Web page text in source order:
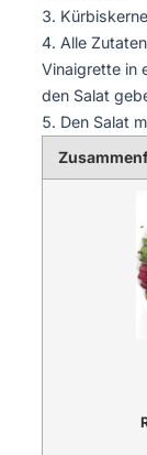
Alle
Vinaigrette in
den Salat
Den Salat